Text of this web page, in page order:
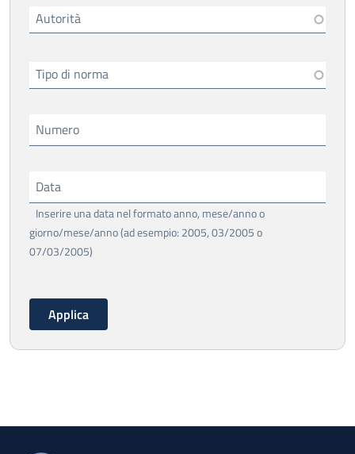
Autorità
Tipo di norma
Numero
Data
Inserire una data nel formato anno, mese/anno o
giorno/mese/anno (ad esempio: 2005, 03/2005 o
07/03/2005)